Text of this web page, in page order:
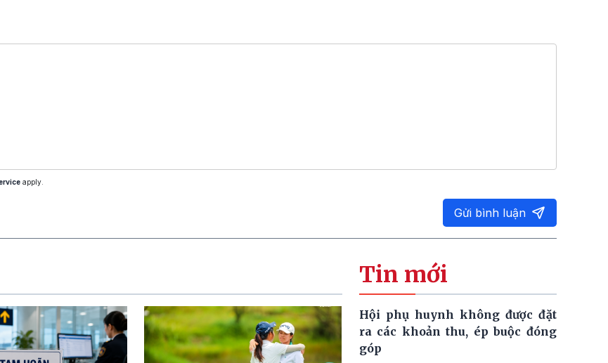
apply.
Gửi bình luận
Tin mới
Hội phụ huynh không được đặt
ra các khoản thu, ép buộc đóng
góp